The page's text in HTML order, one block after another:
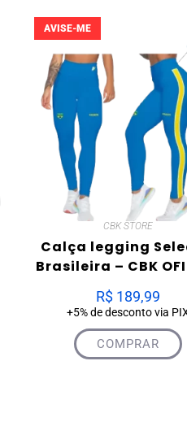
AVISE-ME
CBK STORE
Calça legging
Brasileira – CBK
R$189,99
+5% de desconto via
COMPRAR